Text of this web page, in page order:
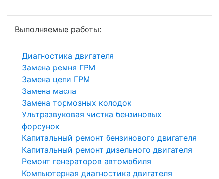
Выполняемые работы:
Диагностика двигателя
Замена ремня ГРМ
Замена цепи ГРМ
Замена масла
Замена тормозных колодок
Ультразвуковая чистка бензиновых
форсунок
Капитальный ремонт бензинового двигателя
Капитальный ремонт дизельного двигателя
Ремонт генераторов автомобиля
Компьютерная диагностика двигателя